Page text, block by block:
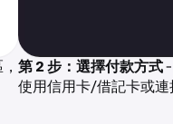
第 2 步：選擇付款方式
使用信用卡/借記卡或連